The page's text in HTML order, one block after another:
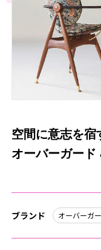
空間に意志を宿
オーバーガー
ブランド オーバーガ